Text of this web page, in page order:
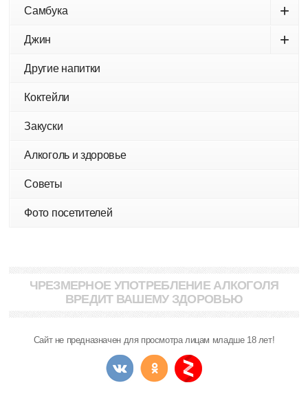
Самбука +
Джин +
Другие напитки
Коктейли
Закуски
Алкоголь и здоровье
Советы
Фото посетителей
ЧРЕЗМЕРНОЕ УПОТРЕБЛЕНИЕ АЛКОГОЛЯ
ВРЕДИТ ВАШЕМУ ЗДОРОВЬЮ
Сайт не предназначен для просмотра лицам младше 18 лет!